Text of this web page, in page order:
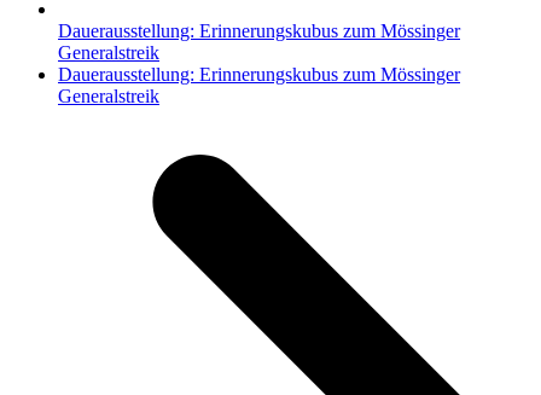
Dauerausstellung: Erinnerungskubus zum Mössinger
Generalstreik
Nächster
Beitrag:
Dauerausstellung: Erinnerungskubus zum Mössinger
Generalstreik